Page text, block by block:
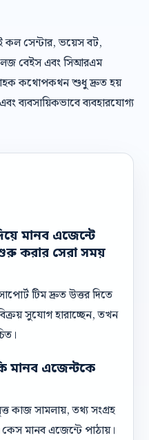
কল সেন্টার, ভয়েস বট,
বেইস এবং সিআরএম
কথোপকথন শুধু দ্রুত হয়
ব্যবসায়িকভাবে ব্যবহারযোগ্য
মানব এজেন্টে
করার সেরা সময়
টিম দ্রুত উত্তর দিতে
সুযোগ হারাচ্ছেন, তখন
মানব এজেন্টকে
কাজ সামলায়, তথ্য সংগ্রহ
মানব এজেন্টে পাঠায়।